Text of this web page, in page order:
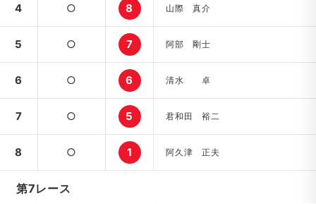
4 ○ 8 山際 真介
5 ○ 7 阿部 剛士
6 ○ 6 清水 卓
7 ○ 5 君和田 裕二
8 ○ 1 阿久津 正夫
第7レース